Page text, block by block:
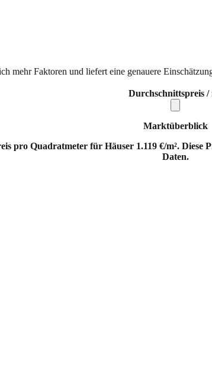
mehr Faktoren und liefert eine genauere
Durchschnittspreis /
Marktüberblick
pro Quadratmeter für Häuser 1.119 €/m². Diese
Daten.